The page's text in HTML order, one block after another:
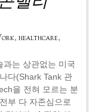
, healthcare,
과는 상관없는 미국
다(Shark Tank 관
을 전혀 모르는 분
부 다 자존심으로